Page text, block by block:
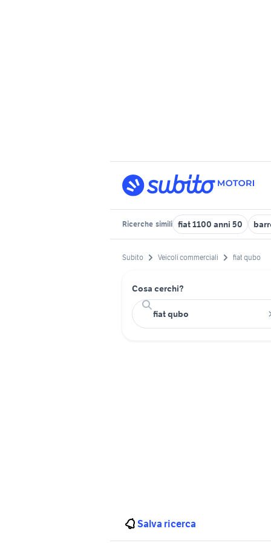
Ricerche simili fiat 1100 anni 50
Subito Veicoli commerciali fiat qubo
Cosa cerchi?
Salva ricerca